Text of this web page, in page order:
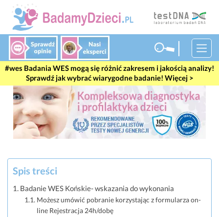
Badania WES mogą się różnić zakresem i jakością analizy!
Sprawdź jak wybrać wiarygodne badanie! Więcej >
Spis treści
Badanie WES Końskie- wskazania do wykonania
Możesz umówić pobranie korzystając z formularza on-
line Rejestracja 24h/dobę